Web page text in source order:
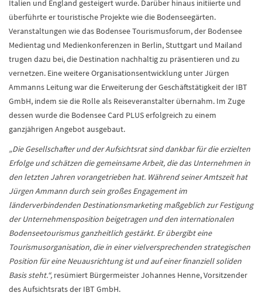
Italien und England gesteigert wurde. Darüber hinaus initiierte und
überführte er touristische Projekte wie die Bodenseegärten.
Veranstaltungen wie das Bodensee Tourismusforum, der Bodensee
Medientag und Medienkonferenzen in Berlin, Stuttgart und Mailand
trugen dazu bei, die Destination nachhaltig zu präsentieren und zu
vernetzen. Eine weitere Organisationsentwicklung unter Jürgen
Ammanns Leitung war die Erweiterung der Geschäftstätigkeit der IBT
GmbH, indem sie die Rolle als Reiseveranstalter übernahm. Im Zuge
dessen wurde die Bodensee Card PLUS erfolgreich zu einem
ganzjährigen Angebot ausgebaut.
„Die Gesellschafter und der Aufsichtsrat sind dankbar für die erzielten
Erfolge und schätzen die gemeinsame Arbeit, die das Unternehmen in
den letzten Jahren vorangetrieben hat. Während seiner Amtszeit hat
Jürgen Ammann durch sein großes Engagement im
länderverbindenden Destinationsmarketing maßgeblich zur Festigung
der Unternehmensposition beigetragen und den internationalen
Bodenseetourismus ganzheitlich gestärkt. Er übergibt eine
Tourismusorganisation, die in einer vielversprechenden strategischen
Position für eine Neuausrichtung ist und auf einer finanziell soliden
Basis steht.“, resümiert Bürgermeister Johannes Henne, Vorsitzender
des Aufsichtsrats der IBT GmbH.